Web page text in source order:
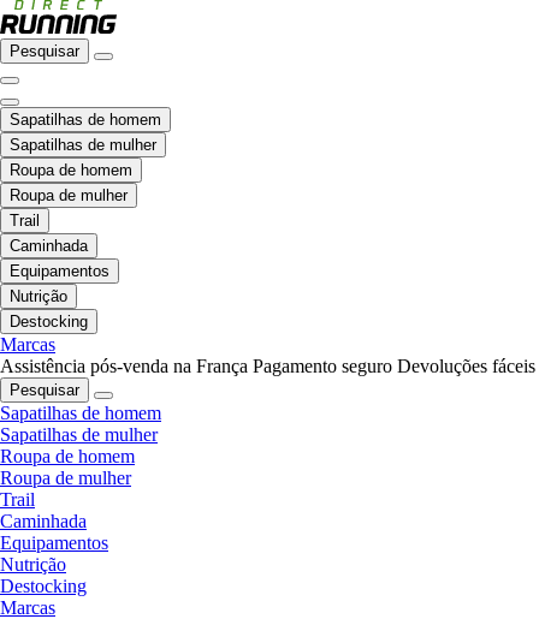
Pesquisar
Sapatilhas de homem
Sapatilhas de mulher
Roupa de homem
Roupa de mulher
Trail
Caminhada
Equipamentos
Nutrição
Destocking
Marcas
Assistência pós-venda na França Pagamento seguro Devoluções fáceis
Pesquisar
Sapatilhas de homem
Sapatilhas de mulher
Roupa de homem
Roupa de mulher
Trail
Caminhada
Equipamentos
Nutrição
Destocking
Marcas